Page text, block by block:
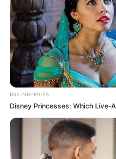
COMPARTIR
ALERTA
TEMAS RELACIONADOS
CARNAVAL DEL ATLÁNTICO
MANTÉNGASE EN
BRAINBERRIES
Disney Princesses: Which Live-